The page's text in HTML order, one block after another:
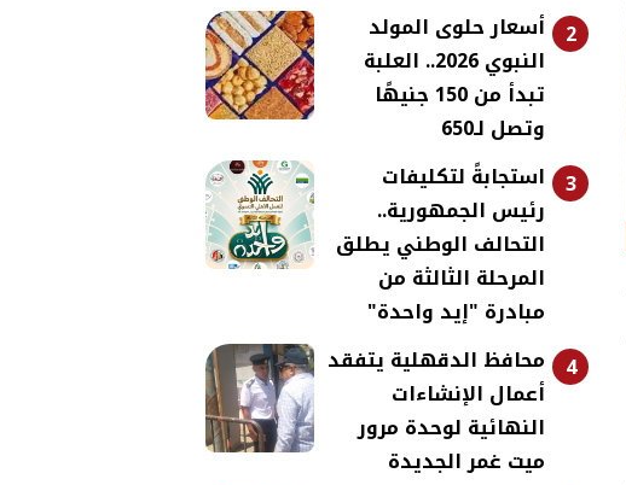
2
أسعار حلوى المولد
النبوي 2026.. العلبة
تبدأ من 150 جنيهًا
وتصل لـ650
3 استجابةً لتكليفات
رئيس الجمهورية..
التحالف الوطني يطلق
المرحلة الثالثة من
مبادرة "إيد واحدة"
4
محافظ الدقهلية يتفقد
أعمال الإنشاءات
النهائية لوحدة مرور
ميت غمر الجديدة